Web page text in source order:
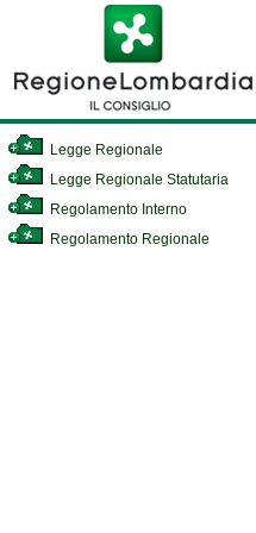
Legge Regionale
Legge Regionale Statutaria
Regolamento Interno
Regolamento Regionale